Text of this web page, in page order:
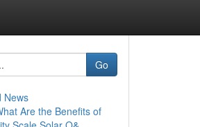
Go
News
Are the Benefits of